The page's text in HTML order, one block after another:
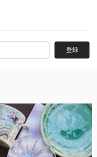
登録